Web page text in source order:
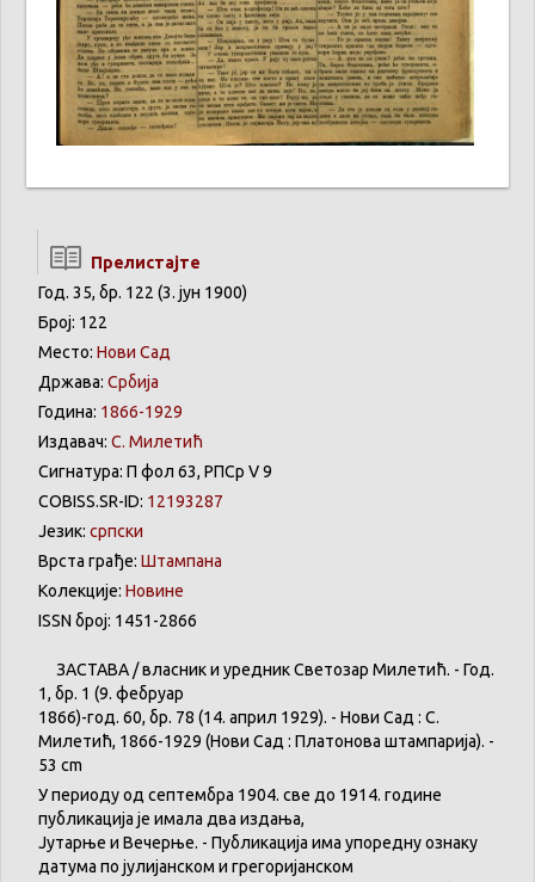
Прелистајте
Год. 35, бр. 122 (3. јун 1900)
Број: 122
Место: Нови Сад
Држава: Србија
Година: 1866-1929
Издавач: С. Милетић
Сигнатура: П фол 63, РПСр V 9
COBISS.SR-ID: 12193287
Језик: српски
Врста грађе: Штампана
Колекције: Новине
ISSN број: 1451-2866
ЗАСТАВА /власники уредникСветозар Милетић. - Год.
1, бр. 1 (9. фебруар
1866)-год. 60, бр. 78 (14. април 1929). - Нови Сад : С.
Милетић, 1866-1929 (Нови Сад : Платонова штампарија). -
53 cm
Упериодуод септембра 1904. све до 1914. године
публикација је имала два издања,
Јутарње и Вечерње. - Публикација има упореднуознаку
датума по јулијанском и грегоријанском